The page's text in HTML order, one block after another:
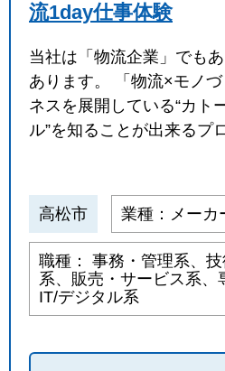
流1day仕事体験
当社は「物流企業」でも
あります。 「物流×モノ
ネスを展開している“カト
ル”を知ることが出来るプ
高松市 業種：メーカ
職種： 事務・管理系、
系、販売・サービス系、
IT/デジタル系